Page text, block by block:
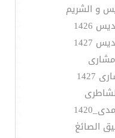
و الشريم
1426
1427
مشارى
الصائغ